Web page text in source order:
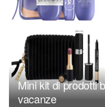
Mini kit di prodotti
vacanze